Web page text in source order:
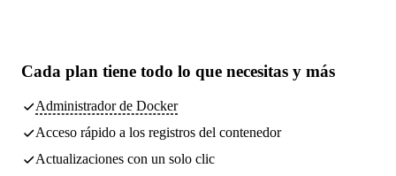
Cada plan tiene todo lo que necesitas y más
Administrador de Docker
Acceso rápido a los registros del contenedor
Actualizaciones con un solo clic